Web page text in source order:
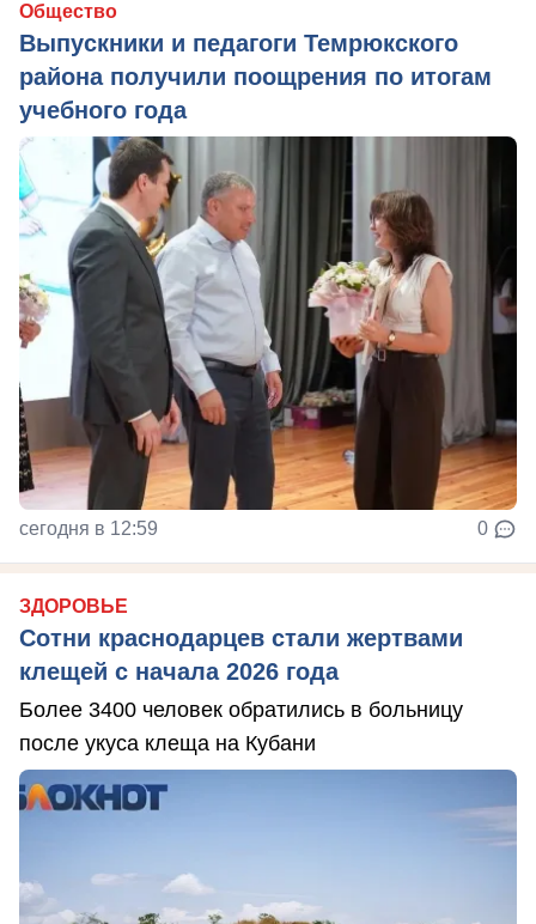
Общество
Выпускники и педагоги Темрюкского
района получили поощрения по итогам
учебного года
сегодня в 12:59 0
ЗДОРОВЬЕ
Сотни краснодарцев стали жертвами
клещей с начала 2026 года
Более 3400 человек обратились в больницу
после укуса клеща на Кубани